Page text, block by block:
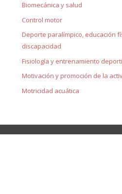
Biomecánica y salud
Control motor
Deporte paralímpico, educación
discapacidad
Fisiología y entrenamiento
Motivación y promoción de la
Motricidad acuática